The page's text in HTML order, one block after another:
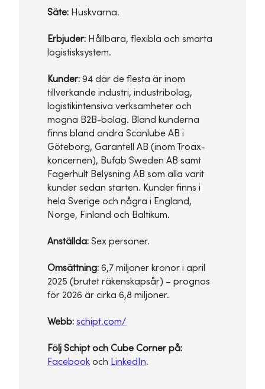
Säte: Huskvarna.
Erbjuder: Hållbara, flexibla och smarta
logistisksystem.
Kunder: 94 där de flesta är inom
tillverkande industri, industribolag,
logistikintensiva verksamheter och
mogna B2B-bolag. Bland kunderna
finns bland andra Scanlube AB i
Göteborg, Garantell AB (inom Troax-
koncernen), Bufab Sweden AB samt
Fagerhult Belysning AB som alla varit
kunder sedan starten. Kunder finns i
hela Sverige och några i England,
Norge, Finland och Baltikum.
Anställda: Sex personer.
Omsättning: 6,7 miljoner kronor i april
2025 (brutet räkenskapsår) – prognos
för 2026 är cirka 6,8 miljoner.
Webb: schipt.com/
Följ Schipt och Cube Corner på:
Facebook och LinkedIn.